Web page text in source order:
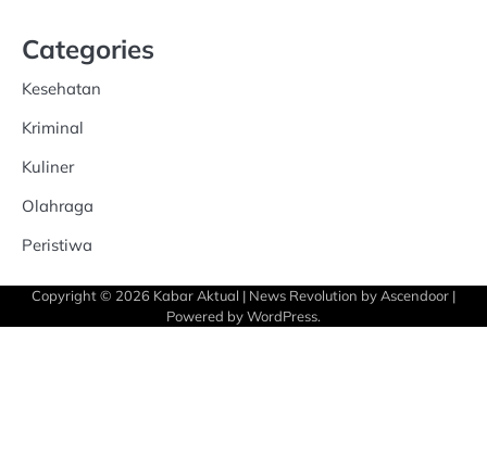
Categories
Kesehatan
Kriminal
Kuliner
Olahraga
Peristiwa
Copyright © 2026 Kabar Aktual | News Revolution by Ascendoor |
Powered byWordPress.